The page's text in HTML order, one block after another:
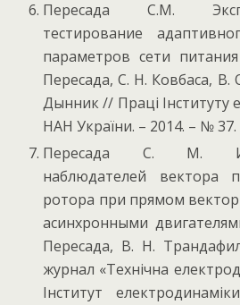
Пересада С.М.
тестирование
параметров сети
Пересада, С. Н. Ковбаса, В.
Дынник // Праці Інституту
НАН України. – 2014. – № 37.
Пересада С. М.
наблюдателей вектора
ротора при прямом
асинхронными
Пересада, В. Н.
журнал «Технічна
Інститут